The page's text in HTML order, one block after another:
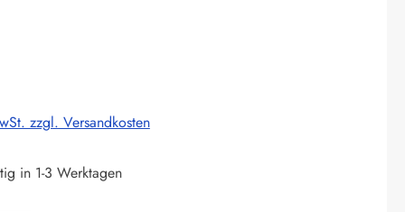
zzgl. Versandkosten
in 1-3 Werktagen